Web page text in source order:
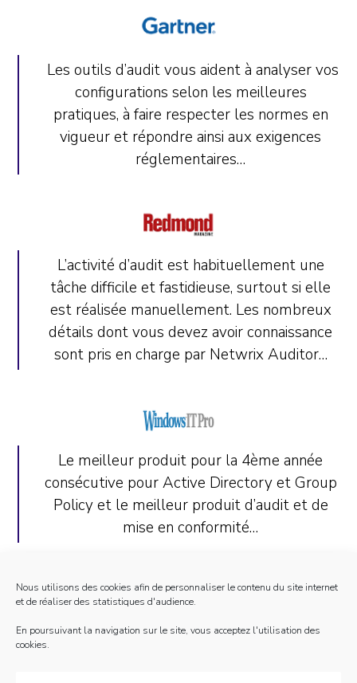
Nous utilisons des cookies afin de personnaliser le contenu du site internet
et de réaliser des statistiques d'audience.
En poursuivant la navigation sur le site, vous acceptez l'utilisation des
cookies.
Les outils d’audit vous aident à analyser vos
configurations selon les meilleures
pratiques, à faire respecter les normes en
vigueur et répondre ainsi aux exigences
réglementaires…
L’activité d’audit est habituellement une
tâche difficile et fastidieuse, surtout si elle
est réalisée manuellement. Les nombreux
détails dont vous devez avoir connaissance
sont pris en charge par Netwrix Auditor…
Le meilleur produit pour la 4ème année
consécutive pour Active Directory et Group
Policy et le meilleur produit d’audit et de
mise en conformité…
Netwrix Auditor a obtenu la note de 5